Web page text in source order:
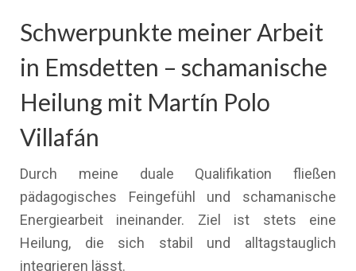
Schwerpunkte meiner Arbeit
in Emsdetten – schamanische
Heilung mit Martín Polo
Villafán
Durch meine duale Qualifikation fließen
pädagogisches Feingefühl und schamanische
Energiearbeit ineinander. Ziel ist stets eine
Heilung, die sich stabil und alltagstauglich
integrieren lässt.